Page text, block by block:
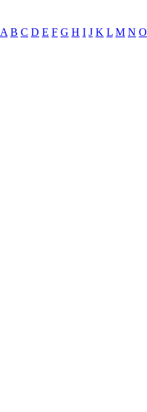
A B C D E F G H I J K L M N O